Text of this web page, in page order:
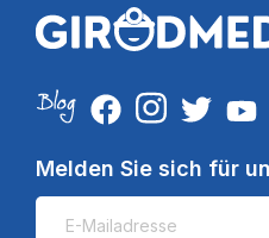
Melden Sie sich für